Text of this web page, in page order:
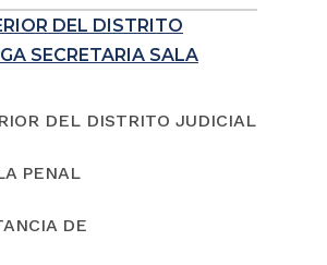
DEL DISTRITO
SECRETARIA SALA
DEL DISTRITO JUDICIAL
PENAL
DE